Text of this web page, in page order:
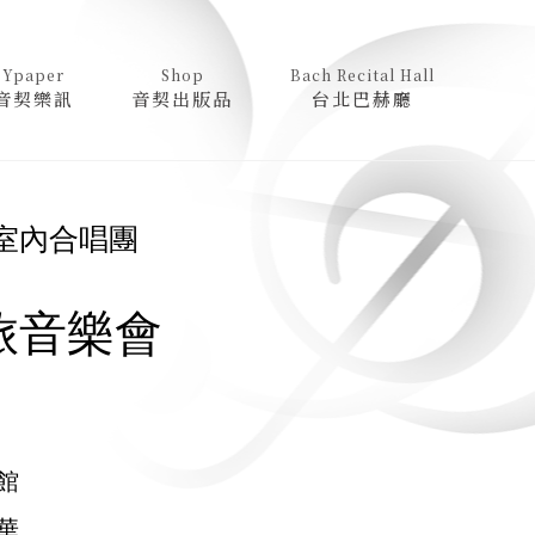
Ypaper
契樂訊
Shop
音契出版品
Bach Recital Hall
台北巴赫廳
內合唱團
音樂會